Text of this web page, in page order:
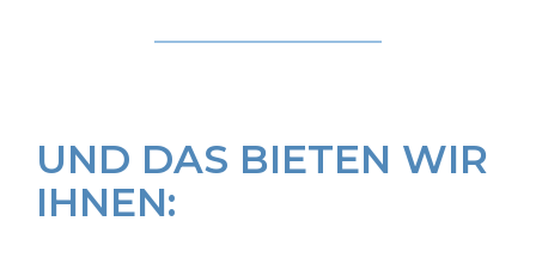
UND DAS BIETEN WIR
IHNEN: